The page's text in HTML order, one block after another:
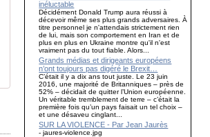
inéluctable
Décidément Donald Trump aura réussi à
décevoir même ses plus grands adversaires. À
titre personnel je n'attendais strictement rien
de lui, mais son comportement en Iran et de
plus en plus en Ukraine montre qu'il n'est
vraiment pas du tout fiable. Alors...
Grands médias et dirigeants européens
n’ont toujours pas digéré le Brexit…
C’était il y a dix ans tout juste. Le 23 juin
2016, une majorité de Britanniques – près de
52% – décidait de quitter l’Union européenne.
Un véritable tremblement de terre – c’était la
première fois qu’un pays faisait un tel choix –
et une désaveu cinglant...
SUR LA VIOLENCE - Par Jean Jaurès
- jaures-violence.jpg